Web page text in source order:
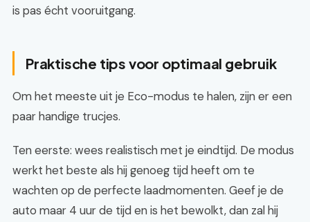
is pas écht vooruitgang.
Praktische tips voor optimaal gebruik
Om het meeste uit je Eco-modus te halen, zijn er een
paar handige trucjes.
Ten eerste: wees realistisch met je eindtijd. De modus
werkt het beste als hij genoeg tijd heeft om te
wachten op de perfecte laadmomenten. Geef je de
auto maar 4 uur de tijd en is het bewolkt, dan zal hij